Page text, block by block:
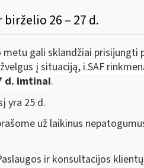
26 – 27 d.
gali sklandžiai
į situaciją,i.SAF
d. imtinai.
yra 25 d.
už laikinus
ir konsultacijos